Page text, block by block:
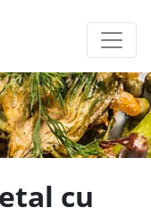
cu